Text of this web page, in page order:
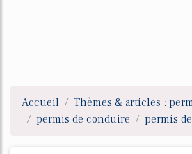
Accueil
Thèmes & articles :
permis de conduire
permis